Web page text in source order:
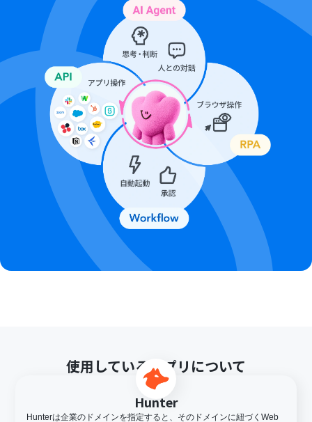
使用しているアプリについて
Hunter
Hunterは企業のドメインを指定すると、そのドメインに紐づくWeb